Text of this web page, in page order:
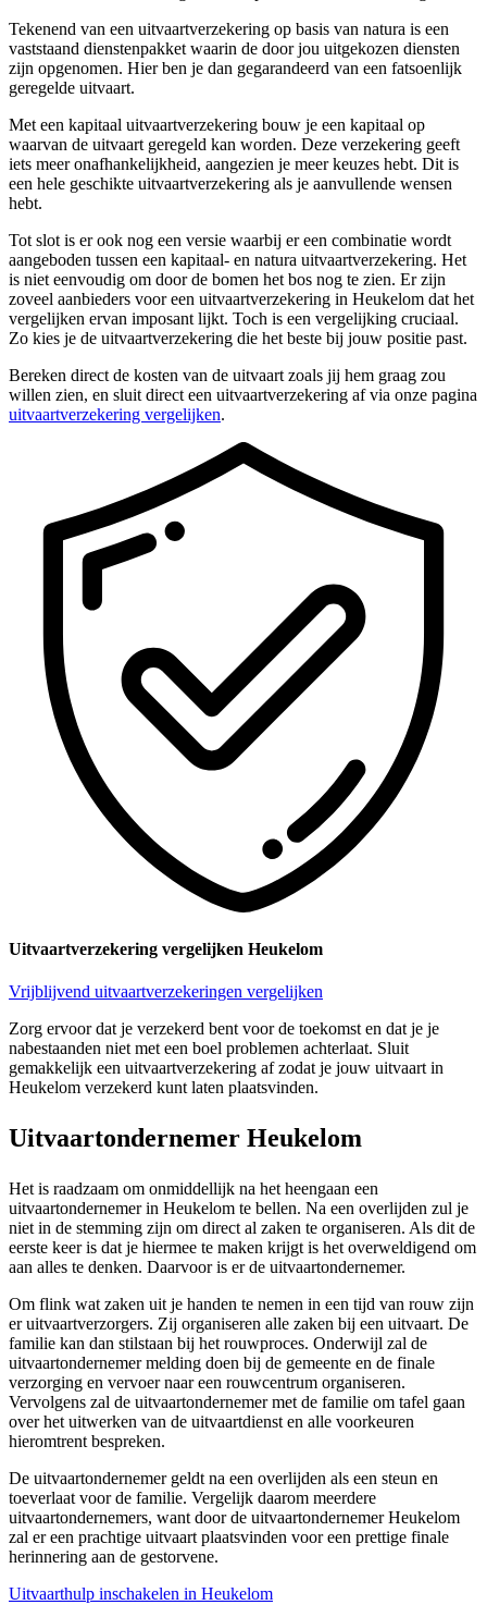
Tekenend van een uitvaartverzekering op basis van natura is een
vaststaand dienstenpakket waarin de door jou uitgekozen diensten
zijn opgenomen. Hier ben je dan gegarandeerd van een fatsoenlijk
geregelde uitvaart.
Met een kapitaal uitvaartverzekering bouw je een kapitaal op
waarvan de uitvaart geregeld kan worden. Deze verzekering geeft
iets meer onafhankelijkheid, aangezien je meer keuzes hebt. Dit is
een hele geschikte uitvaartverzekering als je aanvullende wensen
hebt.
Tot slot is er ook nog een versie waarbij er een combinatie wordt
aangeboden tussen een kapitaal- en natura uitvaartverzekering. Het
is niet eenvoudig om door de bomen het bos nog te zien. Er zijn
zoveel aanbieders voor een uitvaartverzekering in Heukelom dat het
vergelijken ervan imposant lijkt. Toch is een vergelijking cruciaal.
Zo kies je de uitvaartverzekering die het beste bij jouw positie past.
Bereken direct de kosten van de uitvaart zoals jij hem graag zou
willen zien, en sluit direct een uitvaartverzekering af via onze pagina
uitvaartverzekering vergelijken.
Uitvaartverzekering vergelijken Heukelom
Vrijblijvend uitvaartverzekeringen vergelijken
Zorg ervoor dat je verzekerd bent voor de toekomst en dat je je
nabestaanden niet met een boel problemen achterlaat. Sluit
gemakkelijk een uitvaartverzekering af zodat je jouw uitvaart in
Heukelom verzekerd kunt laten plaatsvinden.
Uitvaartondernemer Heukelom
Het is raadzaam om onmiddellijk na het heengaan een
uitvaartondernemer in Heukelom te bellen. Na een overlijden zul je
niet in de stemming zijn om direct al zaken te organiseren. Als dit de
eerste keer is dat je hiermee te maken krijgt is het overweldigend om
aan alles te denken. Daarvoor is er de uitvaartondernemer.
Om flink wat zaken uit je handen te nemen in een tijd van rouw zijn
er uitvaartverzorgers. Zij organiseren alle zaken bij een uitvaart. De
familie kan dan stilstaan bij het rouwproces. Onderwijl zal de
uitvaartondernemer melding doen bij de gemeente en de finale
verzorging en vervoer naar een rouwcentrum organiseren.
Vervolgens zal de uitvaartondernemer met de familie om tafel gaan
over het uitwerken van de uitvaartdienst en alle voorkeuren
hieromtrent bespreken.
De uitvaartondernemer geldt na een overlijden als een steun en
toeverlaat voor de familie. Vergelijk daarom meerdere
uitvaartondernemers, want door de uitvaartondernemer Heukelom
zal er een prachtige uitvaart plaatsvinden voor een prettige finale
herinnering aan de gestorvene.
Uitvaarthulp inschakelen in Heukelom